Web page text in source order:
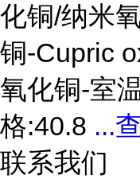
化铜/纳米
铜-Cupric
氧化铜-室
格:40.8 ...
联系我们